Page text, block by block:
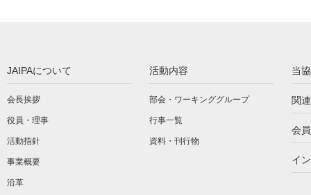
JAIPAについて
会長挨拶
役員・理事
活動指針
事業概要
沿革
活動内容
部会・ワーキンググループ
行事一覧
資料・刊行物
当
関
会
イ